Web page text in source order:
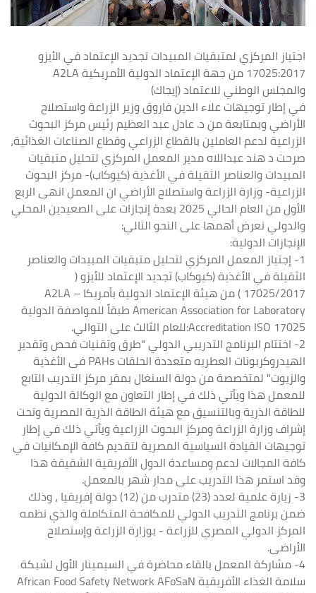
اجتياز المركزي لمتبقيات المبيدات تجديد الإعتماد في الأيزو
17025:2017 من جهة الإعتماد الدولية الأمريكية A2LA
والمجلس الوطني للاعتماد (إيجاك)
في إطار توجيهات علاء الدين فاروق وزير الزراعة واستصلاح
الأراضي وبمتابعة من د. عادل عبد العظيم رئيس مركز البحوث
الزراعية لدعم العاملين بالقطاع الزراعي وقطاع الصناعات الغذائية،
صرحت د هند عبداللاه مدير المعمل المركزي لتحليل متبقيات
المبيدات والعناصر الثقيلة في الأغذية (كيوكاب)- مركز البحوث
الزراعية- وزارة الزراعة واستصلاح الأراضي ان المعمل انهى الربع
الأول من العام الحالي 2025 بعدة إنجازات على الصعيدين المحلي
والدولي نعرض أهمها على النحو التالي:
الإنجازات الدولية:
1- إجتياز المعمل المركزي لتحليل متبقيات المبيدات والعناصر
الثقيلة في الأغذية (كيوكاب) تجديد الإعتماد للأيزو (
17025/2017 ) من هيئة الإعتماد الدولية بأمريكا A2LA –
American Association for Laboratory طبقاً للمواصفة الدولية
Accreditation ISO 17025:للعام الثالث على التوالي.
2- اختتام البرنامج التدريبي الدولي "طرق وتقنيات فحص وتقدير
الهيدروكربونات العطريه متعددة الحلقات PAHs فى الأغذية
والزيوت" لمتخصصة من دولة السنغال بمقر مركز التدريب التابع
للمعمل هذا ويأتي ذلك في إطار التعاون مع الوكالة الدولية
للطاقة الذرية وبالتنسيق مع هيئة الطاقة الذرية المصرية وتحت
إشراف وزارة الزراعة ومركز البحوث الزراعية ويأتي ذلك في إطار
توجيهات القيادة السياسية المصرية لتقديم كافة الإمكانيات في
كافة المجالات لدعم ومساعدة الدول الأفريقية الشقيقة هذا
وقد استمر هذا التدريب على مدار شهر بالمعمل.
3- زيارة علمية لعدد (23) متدرب من (12) دولة إفريقيا ، وذلك
ضمن برنامج التدريب الدولي للمكافحة المتكاملة والذي نظمه
المركز الدولي المصري للزراعة - بوزارة الزراعة وإستصلاح
الأراضى.
4- مشاركة المعمل بالقاء محاضرة في السيمينار الأول لشبكة
سلامة الغذاء الأفريقية African Food Safety Network AFoSaN